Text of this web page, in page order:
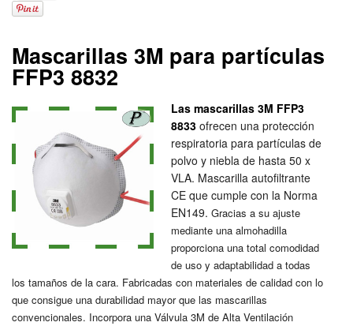
Mascarillas 3M para partículas
FFP3 8832
Las mascarillas 3M FFP3
8833 ofrecen una protección
respiratoria para partículas de
polvo y niebla de hasta 50 x
VLA. Mascarilla autofiltrante
CE que cumple con la Norma
EN149. Gracias a su ajuste
mediante una almohadilla
proporciona una total comodidad
de uso y adaptabilidad a todas
los tamaños de la cara. Fabricadas con materiales de calidad con lo
que consigue una durabilidad mayor que las mascarillas
convencionales. Incorpora una Válvula 3M de Alta Ventilación